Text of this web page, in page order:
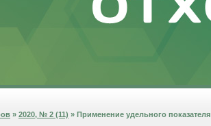
» 2020, № 2 (11) » Применение удельного